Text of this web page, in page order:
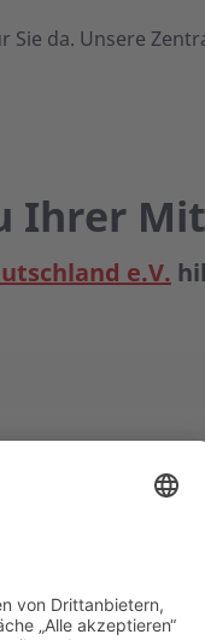
da. Unsere
Ihrer
e.V.